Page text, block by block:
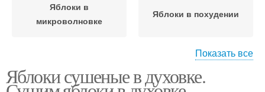
Яблоки в
микроволновке
Яблоки в похудении
Сушки из яблок Яблоки для организма
Показать все
Яблоки сушеные в духовке.